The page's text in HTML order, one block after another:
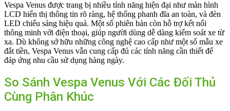
Vespa Venus được trang bị nhiều tính năng hiện đại như màn hình
LCD hiển thị thông tin rõ ràng, hệ thống phanh đĩa an toàn, và đèn
LED chiếu sáng hiệu quả. Một số phiên bản còn hỗ trợ kết nối
thông minh với điện thoại, giúp người dùng dễ dàng kiểm soát xe từ
xa. Dù không sở hữu những công nghệ cao cấp như một số mẫu xe
đắt tiền, Vespa Venus vẫn cung cấp đủ các tính năng cần thiết để
đáp ứng nhu cầu sử dụng hàng ngày.
So Sánh Vespa Venus Với Các Đối Thủ
Cùng Phân Khúc